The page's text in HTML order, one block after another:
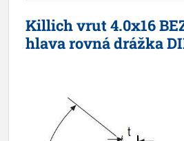
Killich vrut 4.0x16
hlava rovná drážka